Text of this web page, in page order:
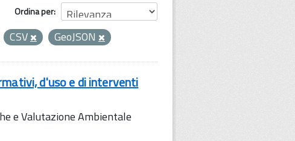
Ordina per
CSV GeoJSON
d'uso e di interventi
e Valutazione Ambientale